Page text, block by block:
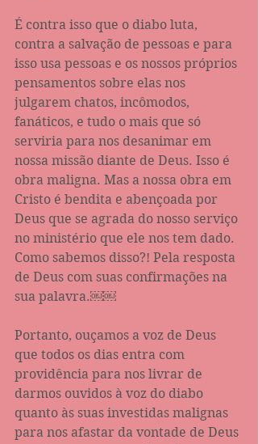
É contra isso que o diabo luta,
contra a salvação de pessoas e para
isso usa pessoas e os nossos próprios
pensamentos sobre elas nos
julgarem chatos, incômodos,
fanáticos, e tudo o mais que só
serviria para nos desanimar em
nossa missão diante de Deus. Isso é
obra maligna. Mas a nossa obra em
Cristo é bendita e abençoada por
Deus que se agrada do nosso serviço
no ministério que ele nos tem dado.
Como sabemos disso?! Pela resposta
de Deus com suas confirmações na
sua palavra.￼￼
Portanto, ouçamos a voz de Deus
que todos os dias entra com
providência para nos livrar de
darmos ouvidos à voz do diabo
quanto às suas investidas malignas
para nos afastar da vontade de Deus